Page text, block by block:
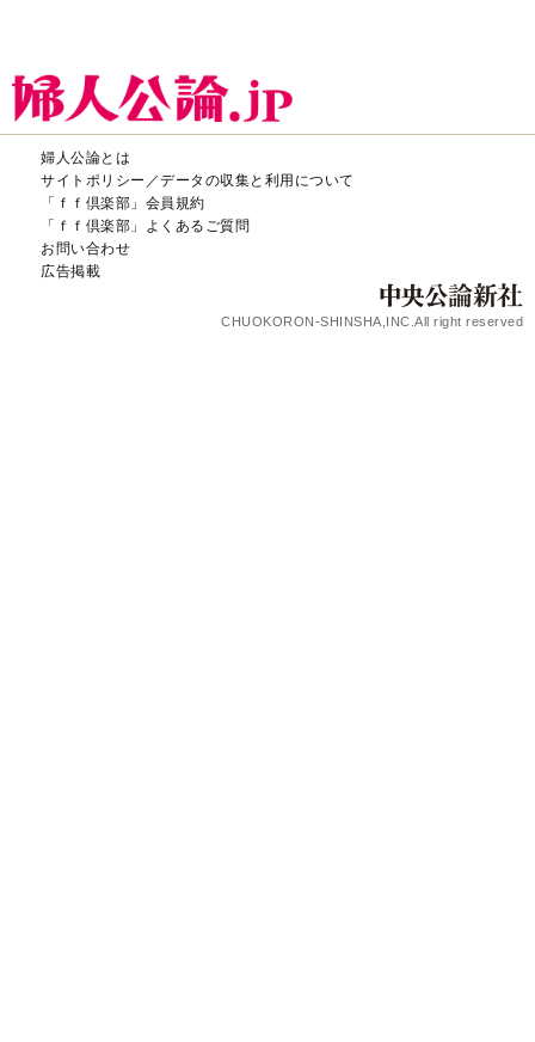
婦人公論とは
サイトポリシー／データの収集と利用について
「ｆｆ倶楽部」会員規約
「ｆｆ倶楽部」よくあるご質問
お問い合わせ
広告掲載
CHUOKORON-SHINSHA,INC.All right reserved